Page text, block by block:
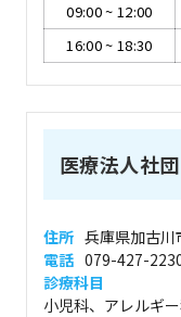
09:00~ 12:00
16:00~ 18:30
医療法人社
住所 兵庫県加古
電話 079-427-
診療科目
小児科、アレルギ